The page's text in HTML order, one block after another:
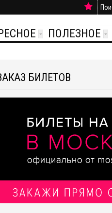
ПОЛЕЗНОЕ
БИЛЕТОВ